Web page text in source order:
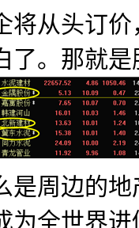
从头订价
。那就是
周边的
全世界